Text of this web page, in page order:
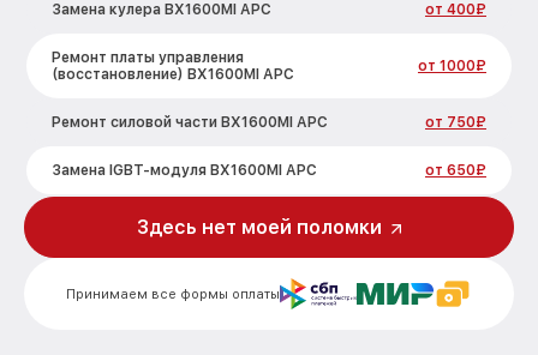
Замена кулера BX1600MI APC от 400₽
Ремонт платы управления
(восстановление) BX1600MI APC
от 1000₽
Ремонт силовой части BX1600MI APC от 750₽
Замена IGBT-модуля BX1600MI APC от 650₽
Принимаем все формы оплаты
Здесь нет моей поломки